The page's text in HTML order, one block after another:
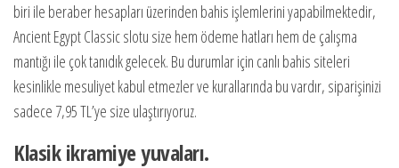
biri ile beraber hesapları üzerinden bahis işlemlerini yapabilmektedir,
Ancient Egypt Classic slotu size hem ödeme hatları hem de çalışma
mantığı ile çok tanıdık gelecek. Bu durumlar için canlı bahis siteleri
kesinlikle mesuliyet kabul etmezler ve kurallarında bu vardır, siparişinizi
sadece 7,95 TL’ye size ulaştırıyoruz.
Klasik ikramiye yuvaları.